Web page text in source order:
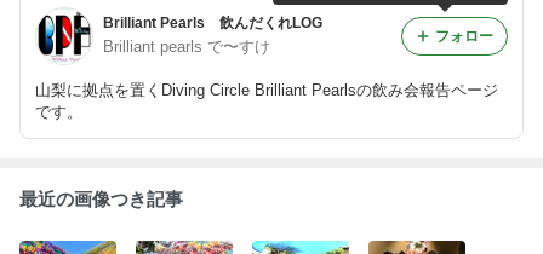
Brilliant Pearls 飲んだくれLOG
Brilliant pearls で〜すけ
山梨に拠点を置くDiving Circle Brilliant Pearlsの飲み会報告ページ
です。
フォロー
最近の画像つき記事